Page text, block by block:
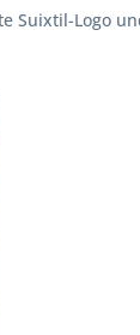
Suixtil-Logo